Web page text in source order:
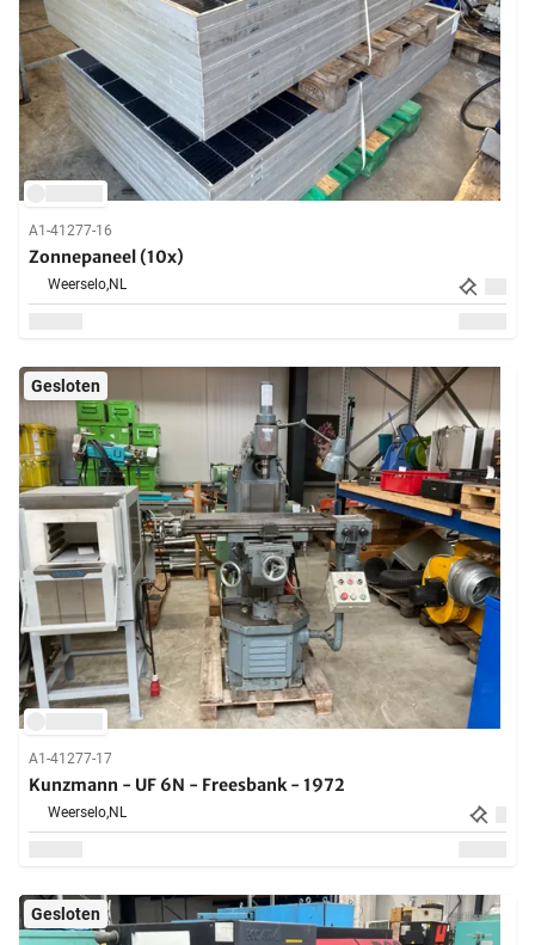
A1-41277-16
Zonnepaneel (10x)
Weerselo,NL
Gesloten
A1-41277-17
Kunzmann - UF 6N - Freesbank - 1972
Weerselo,NL
Gesloten